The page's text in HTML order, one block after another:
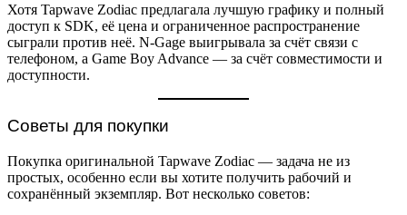
Хотя Tapwave Zodiac предлагала лучшую графику и полный
доступ к SDK, её цена и ограниченное распространение
сыграли против неё. N-Gage выигрывала за счёт связи с
телефоном, а Game Boy Advance — за счёт совместимости и
доступности.
Советы для покупки
Покупка оригинальной Tapwave Zodiac — задача не из
простых, особенно если вы хотите получить рабочий и
сохранённый экземпляр. Вот несколько советов: